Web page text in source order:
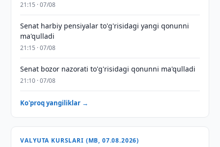
21:15 · 07/08
Senat harbiy pensiyalar to'g'risidagi yangi qonunni
ma'qulladi
21:15 · 07/08
Senat bozor nazorati to'g'risidagi qonunni ma'qulladi
21:10 · 07/08
Ko'proq yangiliklar →
VALYUTA KURSLARI (MB, 07.08.2026)